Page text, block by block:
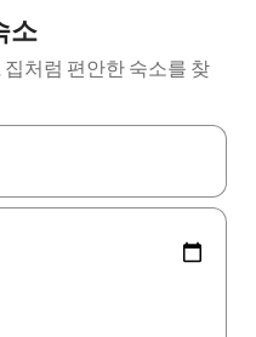
소
처럼 편안한 숙소를 찾
사용하거나 터치 또는 스와이